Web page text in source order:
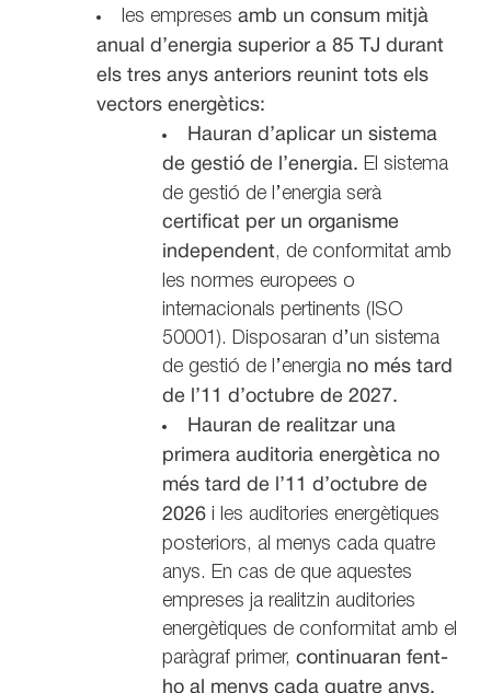
les empreses amb un consum mitjà
anual d’energia superior a 85 TJ durant
els tres anys anteriors reunint tots els
vectors energètics:
Hauran d’aplicar un sistema
de gestió de l’energia. El sistema
de gestió de l’energia serà
certificat per un organisme
independent, de conformitat amb
les normes europees o
internacionals pertinents (ISO
50001). Disposaran d’un sistema
de gestió de l’energia no més tard
de l’11 d’octubre de 2027.
Hauran de realitzar una
primera auditoria energètica no
més tard de l’11 d’octubre de
2026 i les auditories energètiques
posteriors, al menys cada quatre
anys. En cas de que aquestes
empreses ja realitzin auditories
energètiques de conformitat amb el
paràgraf primer, continuaran fent-
ho al menys cada quatre anys,